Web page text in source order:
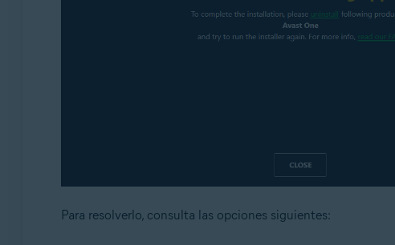
Para resolverlo, consulta las opciones siguientes: